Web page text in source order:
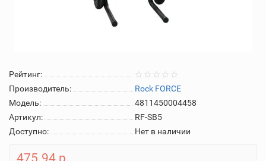
Рейтинг:
Производитель:
Rock FORCE
Модель:
4811450004458
Артикул:
RF-SB5
Доступно:
Нет в наличии
475.94 р.